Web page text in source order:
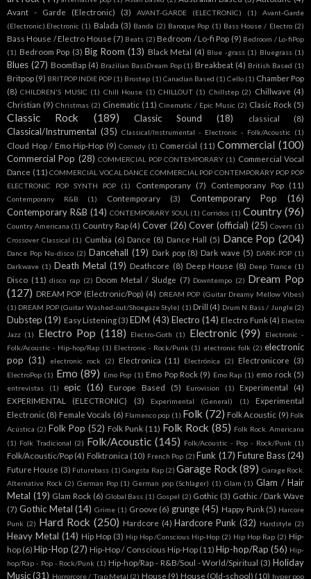
Avant - Garde (Electronic)
(3) AVANT-GARDE (ELECTRONIC) (1)
Avant-Garde
(Electronic).Electronic (1) Balada (3) Banda (2) Baroque Pop (1) Bass House / Electro (2)
Bass House / Electro House (7) Beats (2) Bedroom / Lo-fi Pop (9) Bedroom / Lo-fiPop
(1) Bedroom Pop (3) Big Room (13) Black Metal (4) Blue -grass (1) Bluegrass (1)
Blues (27) BoomBap (4) Brazilian BassDream Pop (1) Breakbeat (4) British Based (1)
Britpop (9) BRITPOP INDIE POP (1) Brostep (1) Canadian Based (1) Cello (1) Chamber Pop
(8) CHILDREN'S MUSIC (1) Chill House (1) CHILLOUT (1) Chillstep (2) Chillwave (4)
Christian (9) Christmas (2) Cinematic (11) Cinematic / Epic Music (2) Clasic Rock (5)
Classic Rock (189) Classic Sound (18) classical (8)
Classical/Instrumental (35) Classical/Instrumental - Electronic - Folk/Acoustic (1)
Cloud Hop / Emo Hip-Hop (9) Comedy (1) Comercial (11) Commercial (100)
Commercial Pop (28) COMMERCIAL POP CONTEMPORARY (1) Commercial Vocal
Dance (11) COMMERCIAL VOCAL DANCE COMMERCIAL POP CONTEMPORARY POP POP
ELECTRONIC POP SYNTH POP
(1) Contemporany (7) Contemporany Pop (11)
Contemporany R&B (1) Contemporary (3) Contemporary Pop
(16)
Contemporary R&B (14) CONTEMPORARY SOUL (1) Corridos (1) Country (96)
Country Americana (1) Country Rap (4) Cover (26) Cover (official) (25) Covers (1)
Crossover Classical (1) Cumbia (6) Dance (8) Dance Hall (5) Dance Pop (204)
Dance Pop Nu-disco (2) Dancehall (19) Dark pop (8) Dark wave (5) DARK-POP (1)
Darkwave (1) Death Metal (19) Deathcore (8) Deep House (8) Deep Trance (1)
Disco (11) disco rap (2) Doom Metal / Sludge (7) Downtempo (2) Dream Pop
(127) DREAM POP (Electronic/Pop) (4) DREAM POP (Guitar Dreamy Mellow Vibes)
(1) DREAM POP (Guitar Washed-out/Shoegaze Style) (1) Drill (4) Drum N Bass / Jungle (2)
Dubstep (19) Easy Listening (3) EDM (43) Electro (14) Electro Funk (4) Electro
Jazz (1) Electro Pop (118) Electro-Goth (1) Electronic (99)
Electronic -
Folk/Acoustic - Hip-hop/Rap (1) Electronic - Rock/Punk (1) electronic folk (2) electronic
pop (31) electronic rock (2) Electronica (11) Electrónica (2) Electronicore (3)
ElectroPop (1) Emo (89) Emo Pop (1) Emo Pop Rock (9) Emo Rap (1) emo rock (5)
entrevistas (1) epic (16) Europe Based (5) Eurovision (1) Experimental
(4)
EXPERIMENTAL (ELECTRONIC)
(3) Experimental (General) (1)
Experimental
Electronic (8) Female Vocals (6) Flamenco pop (1) Folk (72) Folk Acoustic (9) Folk
Acústica (2) Folk Pop (52) Folk Punk (11) Folk Rock (85) Folk Rock. Americana
(1) Folk Tradicional (2) Folk/Acoustic (145) Folk/Acoustic - Pop - Rock/Punk (1)
Folk/Acoustic/Pop (4) Folktronica (10) French Pop (2) Funk (17) Future Bass (24)
Future House (3) Futurebass (1) Gangsta Rap (2) Garage Rock (89) Garage Rock.
Alternative Rock (2) German Pop (1) German pop (Schlager) (1) Glam (1) Glam / Hair
Metal (19) Glam Rock (6) Global Bass (1) Gospel (2) Gothic (3) Gothic / Dark Wave
(7) Gothic Metal (14) Grime (1) Groove (6) grunge (45) Happy Punk (5) Harcore
Punk (2) Hard Rock (250) Hardcore (4) Hardcore Punk (32) Hardstyle (2)
Heavy Metal (14) Hip Hop (3) Hip Hop /Conscious Hip-Hop (2) Hip Hop Rap (2) Hip-
hop (6) Hip-Hop (27) Hip-Hop / Conscious Hip-Hop (11) Hip-hop/Rap (56) Hip-
hop/Rap - Pop - Rock/Punk (1) Hip-hop/Rap - R&B/Soul - World/Spiritual (3) Holiday
Music (31) Horrorcore / Trap Metal (2) House (9) House (Old-school) (10) hyper pop